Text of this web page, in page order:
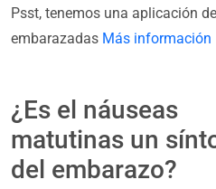
Psst, tenemos una aplicación
embarazadas Más información
¿Es el náuseas
matutinas un
del embarazo?